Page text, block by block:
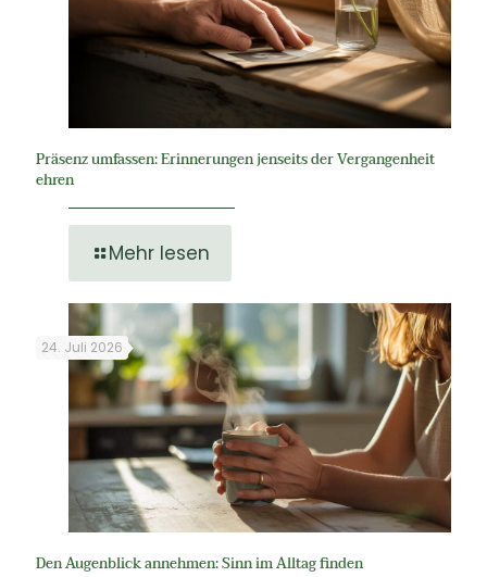
Präsenz umfassen: Erinnerungen jenseits der Vergangenheit
ehren
Mehr lesen
24. Juli 2026
Den Augenblick annehmen: Sinn im Alltag finden